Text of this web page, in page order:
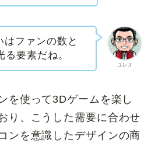
ユレオ
ファンの数と
要素だね。
を使って3Dゲームを楽し
り、こうした需要に合わせ
ンを意識したデザインの商